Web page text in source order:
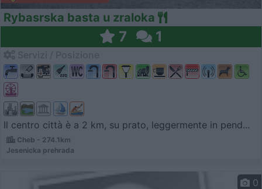
Rybasrska basta u zraloka
7 1
Il centro città è a 2 km, su prato, leggermente in pend...
Cheb - 274.1km
Jesenicka prehrada
0